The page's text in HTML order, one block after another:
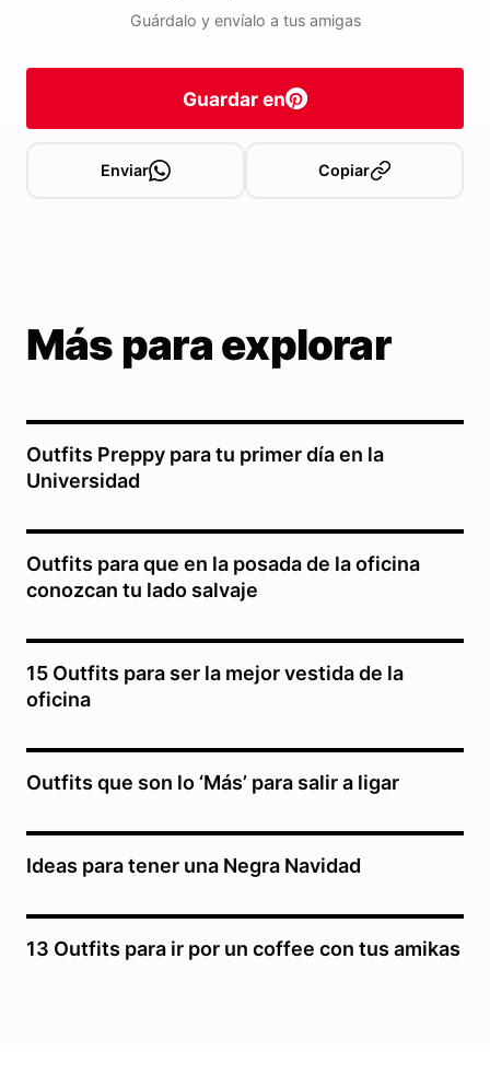
Guárdalo y envíalo a tus amigas
Guardar en
Enviar Copiar
Más para explorar
Outfits Preppy para tu primer día en la
Universidad
Outfits para que en la posada de la oficina
conozcan tu lado salvaje
15 Outfits para ser la mejor vestida de la
oficina
Outfits que son lo ‘Más’ para salir a ligar
Ideas para tener una Negra Navidad
13 Outfits para ir por un coffee con tus amikas